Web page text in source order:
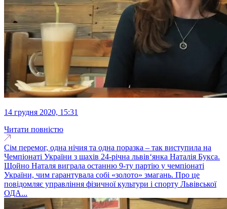
14 грудня 2020, 15:31
Читати повністю
Сім перемог, одна нічия та одна поразка – так виступила на
Чемпіонаті України з шахів 24-річна львів‘янка Наталія Букса.
Щойно Наталя виграла останню 9-ту партію у чемпіонаті
України, чим гарантувала собі «золото» змагань. Про це
повідомляє управління фізичної культури і спорту Львівської
ОДА...